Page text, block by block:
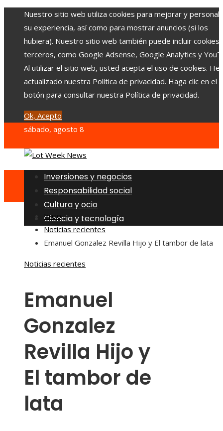
Nuestro sitio web utiliza cookies para mejorar y
su experiencia, así como para mostrar anuncios (si los
hubiera). Nuestro sitio web también puede incluir cookies
terceros, como Google Adsense, Google Analytics y
Al utilizar el sitio web, usted acepta el uso de cookies.
actualizado nuestra Política de privacidad. Haga clic en el
botón para consultar nuestra Política de privacidad.
Ok, Acepto
sábado, agosto 8
Inversiones y negocios
Responsabilidad social
Cultura y ocio
Ciencia y tecnología
Inicio
Noticias recientes
Emanuel Gonzalez Revilla Hijo y El tambor de lata
Noticias recientes
Emanuel
Gonzalez
Revilla Hijo y
El tambor de
lata